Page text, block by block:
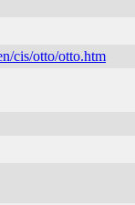
cis/otto/otto.htm